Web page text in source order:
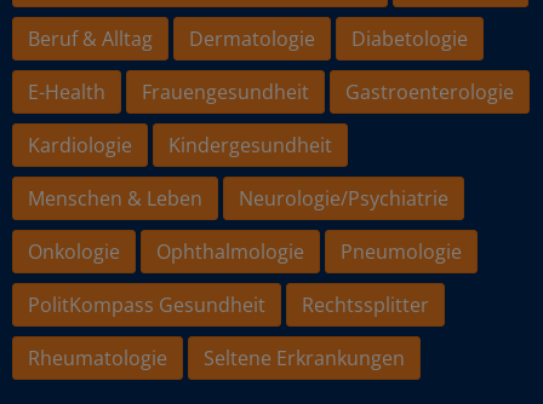
Beruf & Alltag
Dermatologie
Diabetologie
E-Health
Frauengesundheit
Gastroenterologie
Kardiologie
Kindergesundheit
Menschen & Leben
Neurologie/Psychiatrie
Onkologie
Ophthalmologie
Pneumologie
PolitKompass Gesundheit
Rechtssplitter
Rheumatologie
Seltene Erkrankungen